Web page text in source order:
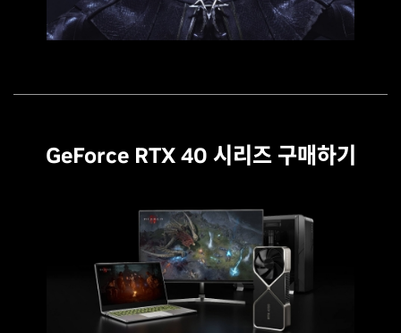
GeForce RTX 40 시리즈 구매하기